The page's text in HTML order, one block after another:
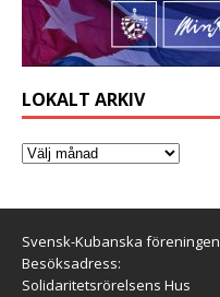
LOKALT ARKIV
Svensk-Kubanska föreningen
Besöksadress:
Solidaritetsrörelsens Hus